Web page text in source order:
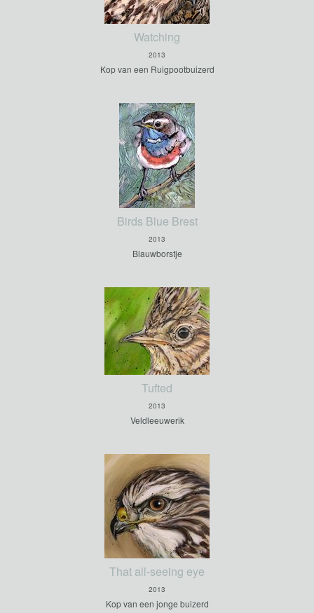
Watching
2013
Kop van een Ruigpootbuizerd
Birds Blue Brest
2013
Blauwborstje
Tufted
2013
Veldleeuwerik
That all-seeing eye
2013
Kop van een jonge buizerd